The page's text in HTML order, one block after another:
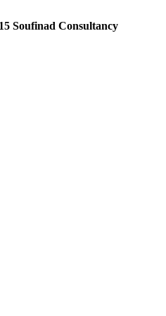
Soufinad Consultancy